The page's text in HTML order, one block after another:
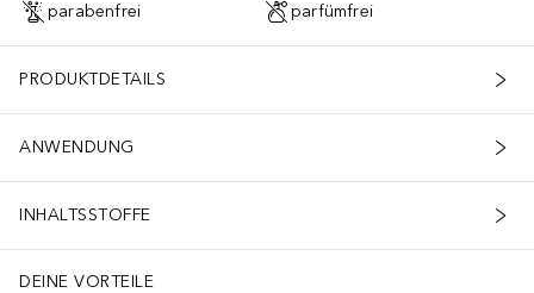
parabenfrei parfümfrei
PRODUKTDETAILS
ANWENDUNG
INHALTSSTOFFE
DEINE VORTEILE